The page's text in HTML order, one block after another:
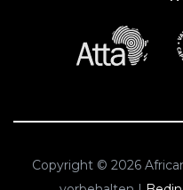
Copyright © 2026